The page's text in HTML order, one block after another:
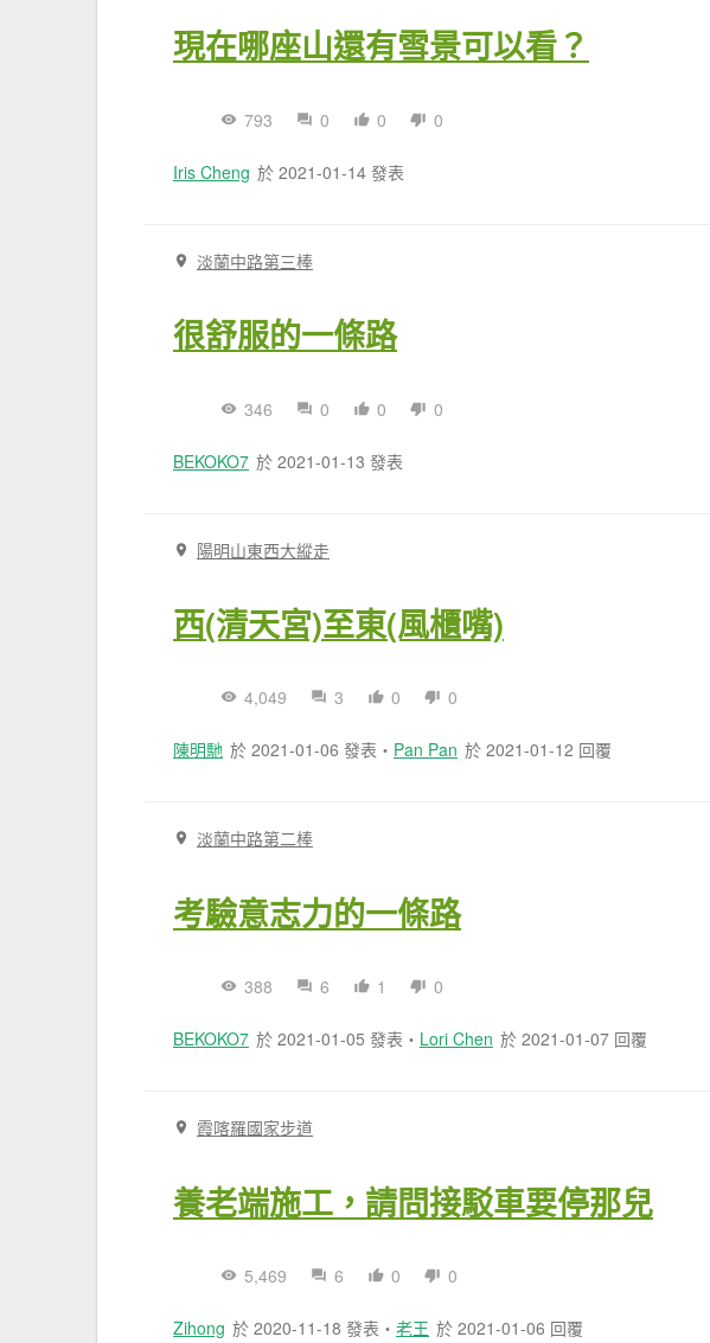
現在哪座山還有雪景可以看？
793 0 0 0
Iris Cheng 於 2021-01-14 發表
淡蘭中路第三棒
很舒服的一條路
346 0 0 0
BEKOKO7 於 2021-01-13 發表
陽明山東西大縱走
西(清天宮)至東(風櫃嘴)
4,049 3 0 0
陳明馳 於 2021-01-06 發表 ・ Pan Pan 於 2021-01-12 回覆
淡蘭中路第二棒
考驗意志力的一條路
388 6 1 0
BEKOKO7 於 2021-01-05 發表 ・ Lori Chen 於 2021-01-07 回覆
霞喀羅國家步道
養老端施工，請問接駁車要停那兒
5,469 6 0 0
Zihong 於 2020-11-18 發表 ・ 老王 於 2021-01-06 回覆